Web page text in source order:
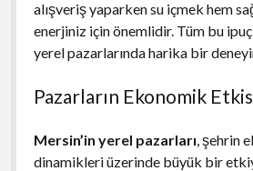
alışveriş yaparken su içmek hem
enerjiniz için önemlidir. Tüm bu
yerel pazarlarında harika bir
Pazarların Ekonomik
Mersin’in yerel pazarları, şehrin
dinamikleri üzerinde büyük bir